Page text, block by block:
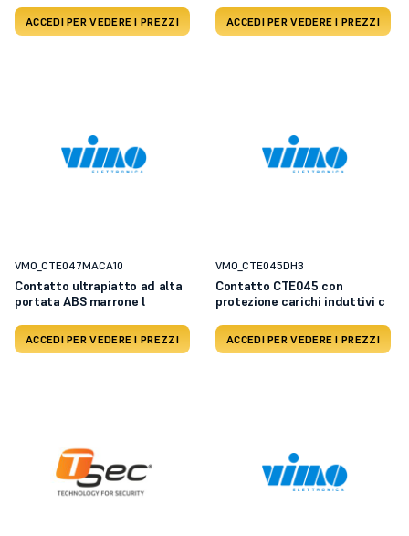
ACCEDI PER VEDERE I PREZZI ACCEDI PER VEDERE I PREZZI
VMO_CTE047MACA10
Contatto ultrapiatto ad alta
portata ABS marrone l
ACCEDI PER VEDERE I PREZZI
VMO_CTE045DH3
Contatto CTE045 con
protezione carichi induttivi c
ACCEDI PER VEDERE I PREZZI